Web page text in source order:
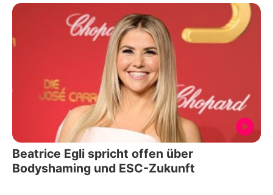
Beatrice Egli spricht offen über
Bodyshaming und ESC-Zukunft